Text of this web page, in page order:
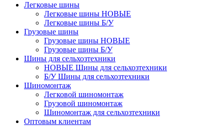
Легковые шины
Легковые шины НОВЫЕ
Легковые шины Б/У
Грузовые шины
Грузовые шины НОВЫЕ
Грузовые шины Б/У
Шины для сельхозтехники
НОВЫЕ Шины для сельхозтехники
Б/У Шины для сельхозтехники
Шиномонтаж
Легковой шиномонтаж
Грузовой шиномонтаж
Шиномонтаж для сельхозтехники
Оптовым клиентам